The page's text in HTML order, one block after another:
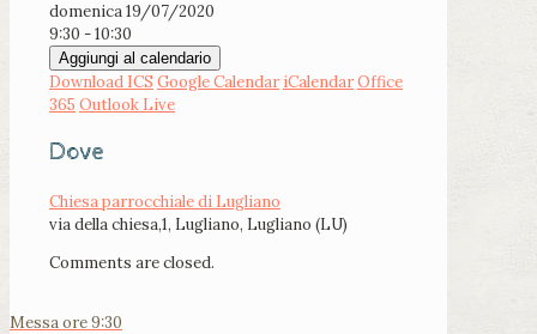
domenica 19/07/2020
9:30 - 10:30
Aggiungi al calendario
Download ICS Google Calendar iCalendarOffice
365 Outlook Live
Dove
Chiesa parrocchiale di Lugliano
via della chiesa,1, Lugliano, Lugliano (LU)
Comments are closed.
Messa ore 9:30